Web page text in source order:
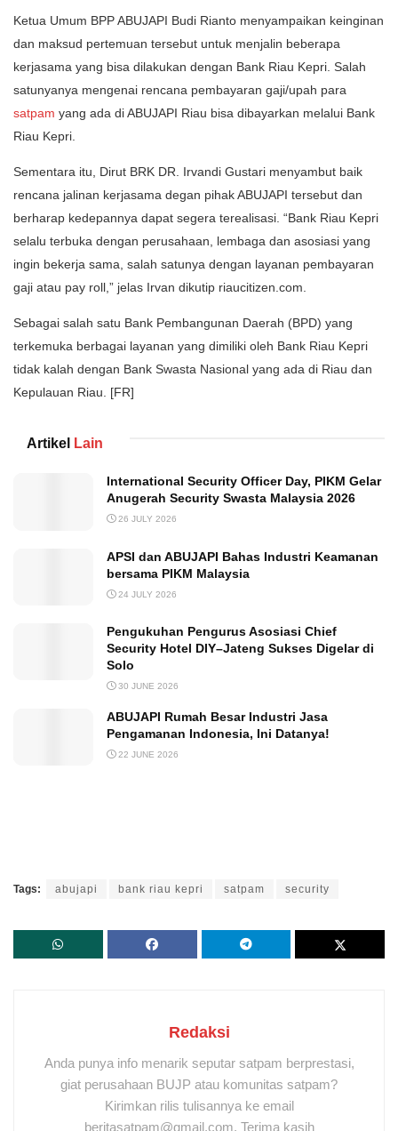
Ketua Umum BPP ABUJAPI Budi Rianto menyampaikan keinginan
dan maksud pertemuan tersebut untuk menjalin beberapa
kerjasama yang bisa dilakukan dengan Bank Riau Kepri. Salah
satunyanya mengenai rencana pembayaran gaji/upah para
satpam yang ada di ABUJAPI Riau bisa dibayarkan melalui Bank
Riau Kepri.
Sementara itu, Dirut BRK DR. Irvandi Gustari menyambut baik
rencana jalinan kerjasama degan pihak ABUJAPI tersebut dan
berharap kedepannya dapat segera terealisasi. “Bank Riau Kepri
selalu terbuka dengan perusahaan, lembaga dan asosiasi yang
ingin bekerja sama, salah satunya dengan layanan pembayaran
gaji atau pay roll,” jelas Irvan dikutip riaucitizen.com.
Sebagai salah satu Bank Pembangunan Daerah (BPD) yang
terkemuka berbagai layanan yang dimiliki oleh Bank Riau Kepri
tidak kalah dengan Bank Swasta Nasional yang ada di Riau dan
Kepulauan Riau. [FR]
Artikel Lain
International Security Officer Day, PIKM Gelar
Anugerah Security Swasta Malaysia 2026
26 JULY 2026
APSI dan ABUJAPI Bahas Industri Keamanan
bersama PIKM Malaysia
24 JULY 2026
Pengukuhan Pengurus Asosiasi Chief
Security Hotel DIY–Jateng Sukses Digelar di
Solo
30 JUNE 2026
ABUJAPI Rumah Besar Industri Jasa
Pengamanan Indonesia, Ini Datanya!
22 JUNE 2026
Tags: abujapi bank riau kepri satpam security
Redaksi
Anda punya info menarik seputar satpam berprestasi,
giat perusahaan BUJP atau komunitas satpam?
Kirimkan rilis tulisannya ke email
beritasatpam@gmail.com. Terima kasih